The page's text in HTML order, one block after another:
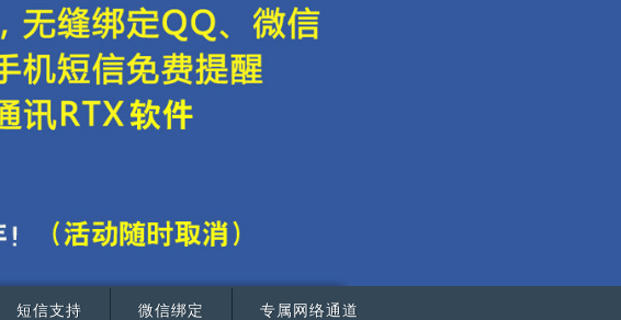
短信支持 微信绑定 专属网络通道